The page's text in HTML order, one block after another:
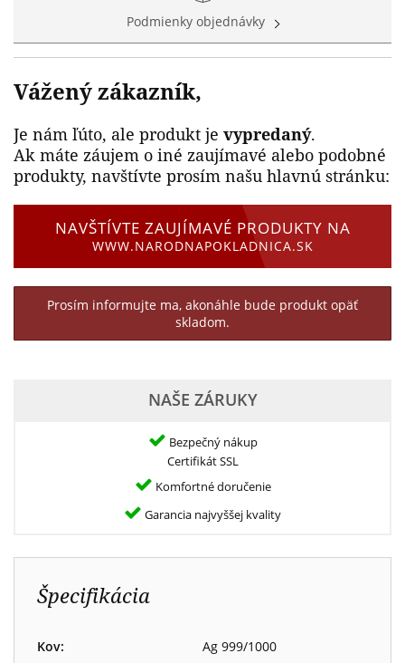
Podmienky objednávky
Vážený zákazník,
Je nám ľúto, ale produkt je vypredaný.
Ak máte záujem o iné zaujímavé alebo podobné
produkty, navštívte prosím našu hlavnú stránku:
NAVŠTÍVTE ZAUJÍMAVÉ PRODUKTY NA
WWW.NARODNAPOKLADNICA.SK
Prosím informujte ma, akonáhle bude produkt opäť
skladom.
NAŠE ZÁRUKY
Bezpečný nákup
Certifikát SSL
Komfortné doručenie
Garancia najvyššej kvality
Špecifikácia
Kov:
Ag 999/1000